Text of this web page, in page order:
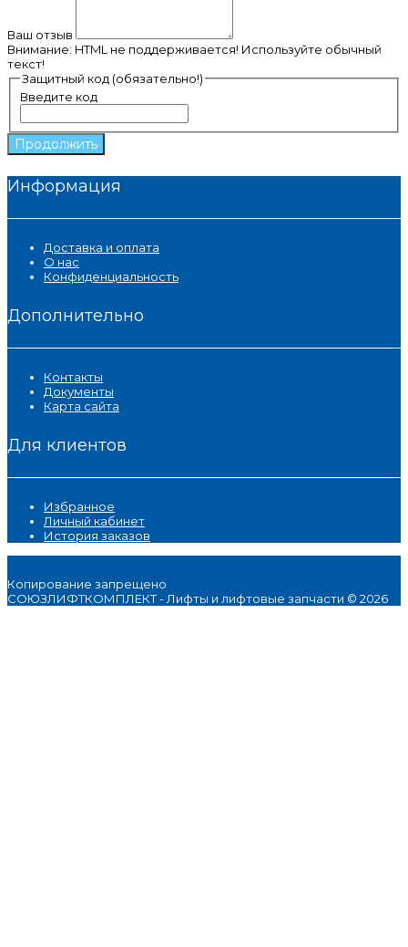
Ваш отзыв
Внимание: HTML не поддерживается! Используйте обычный
текст!
Защитный код (обязательно!)
Введите код
Продолжить
Информация
Доставка и оплата
О нас
Конфиденциальность
Дополнительно
Контакты
Документы
Карта сайта
Для клиентов
Избранное
Личный кабинет
История заказов
Копирование запрещено
СОЮЗЛИФТКОМПЛЕКТ - Лифты и лифтовые запчасти © 2026